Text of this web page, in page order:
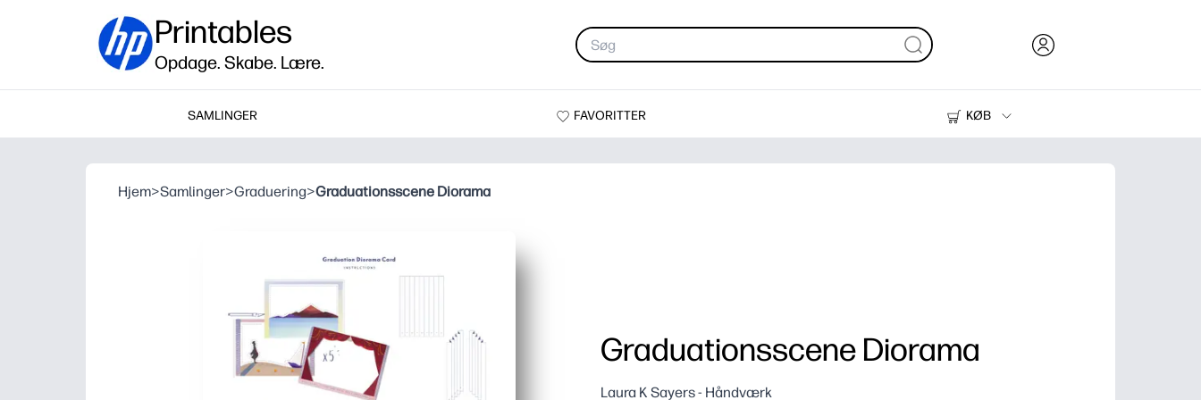
Printables
Opdage. Skabe. Lære.
SAMLINGER FAVORITTER
KØB
Printere
Hjem>Samlinger>Graduering>Graduationsscene Diorama
Graduationsscene Diorama
Laura K Sayers - Håndværk